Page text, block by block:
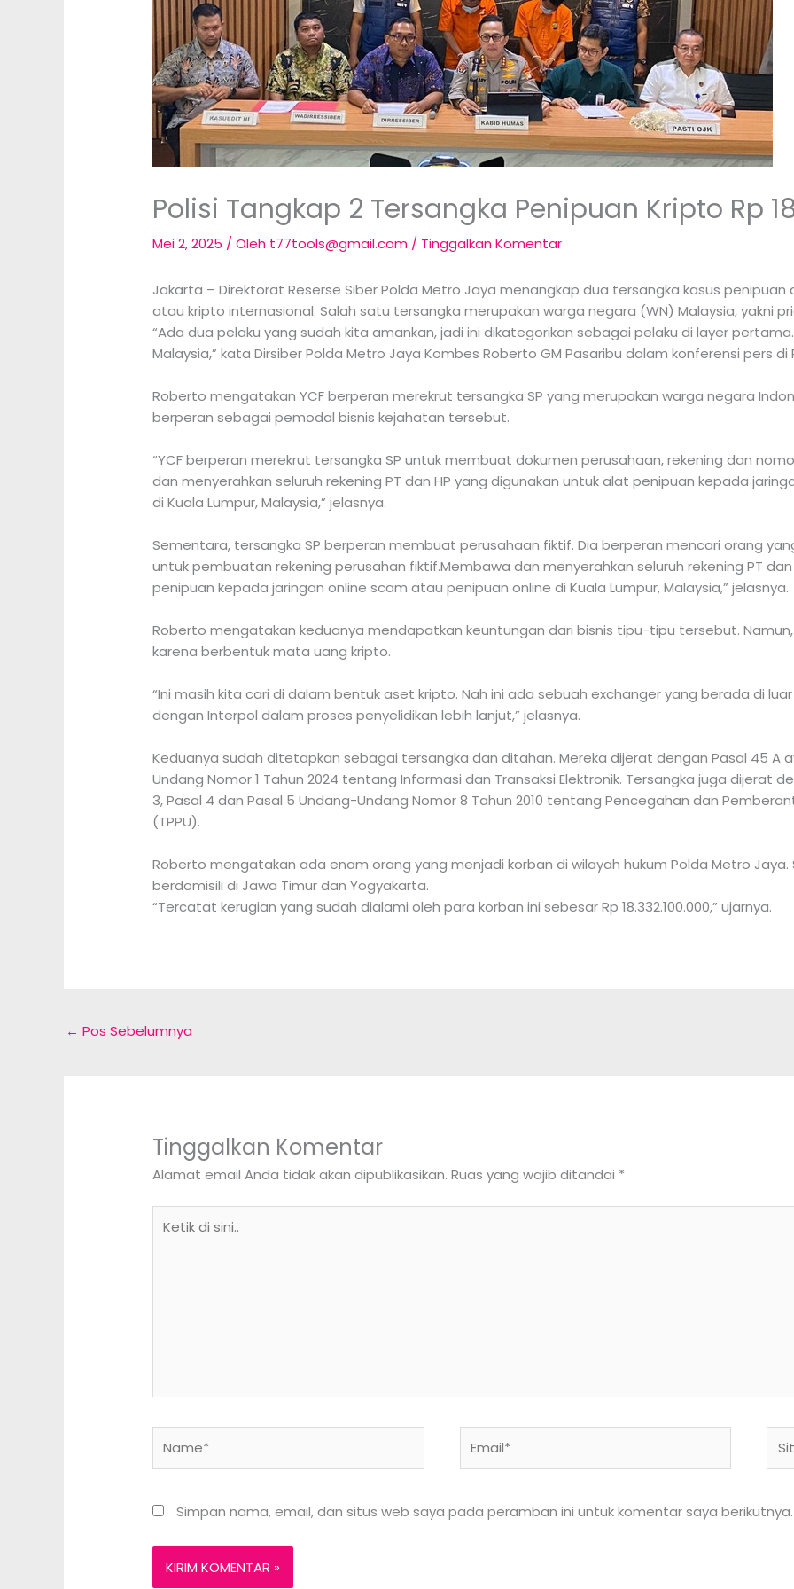
Polisi Tangkap 2 Tersangka Penipuan Kripto Rp
Mei 2, 2025 / Oleh t77tools@gmail.com / Tinggalkan Komentar
Jakarta – Direktorat Reserse Siber Polda Metro Jaya menangkap dua tersangka kasus
atau kripto internasional. Salah satu tersangka merupakan warga negara (WN) Malaysia, yakni
“Ada dua pelaku yang sudah kita amankan, jadi ini dikategorikan sebagai pelaku di layer
Malaysia,” kata Dirsiber Polda Metro Jaya Kombes Roberto GM Pasaribu dalam konferensi pers
Roberto mengatakan YCF berperan merekrut tersangka SP yang merupakan warga negara
berperan sebagai pemodal bisnis kejahatan tersebut.
“YCF berperan merekrut tersangka SP untuk membuat dokumen perusahaan, rekening dan
dan menyerahkan seluruh rekening PT dan HP yang digunakan untuk alat penipuan kepada
di Kuala Lumpur, Malaysia,” jelasnya.
Sementara, tersangka SP berperan membuat perusahaan fiktif. Dia berperan mencari orang
untuk pembuatan rekening perusahan fiktif.Membawa dan menyerahkan seluruh rekening PT
penipuan kepada jaringan online scam atau penipuan online di Kuala Lumpur, Malaysia,” jelasnya.
Roberto mengatakan keduanya mendapatkan keuntungan dari bisnis tipu-tipu tersebut.
karena berbentuk mata uang kripto.
“Ini masih kita cari di dalam bentuk aset kripto. Nah ini ada sebuah exchanger yang berada di
dengan Interpol dalam proses penyelidikan lebih lanjut,” jelasnya.
Keduanya sudah ditetapkan sebagai tersangka dan ditahan. Mereka dijerat dengan Pasal 45 A
Undang Nomor 1 Tahun 2024 tentang Informasi dan Transaksi Elektronik. Tersangka juga dijerat
3, Pasal 4 dan Pasal 5 Undang-Undang Nomor 8 Tahun 2010 tentang Pencegahan dan
(TPPU).
Roberto mengatakan ada enam orang yang menjadi korban di wilayah hukum Polda Metro Jaya.
berdomisili di Jawa Timur dan Yogyakarta.
“Tercatat kerugian yang sudah dialami oleh para korban ini sebesar Rp 18.332.100.000,” ujarnya.
← Pos Sebelumnya
Tinggalkan Komentar
Alamat email Anda tidak akan dipublikasikan. Ruas yang wajib ditandai *
di
Simpan nama, email, dan situs web saya pada peramban ini untuk komentar saya berikutnya.